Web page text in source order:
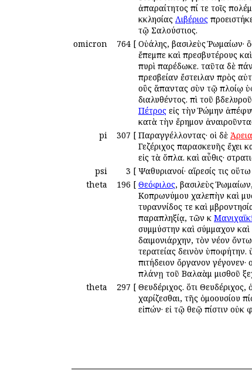
ἀπαραίτητος ἐπί τε τοῖς
ἐκκλησίας Λιβέριος
τῷ Σαλούστιος.
omicron
764 [ Οὐάλης, βασιλεὺς Ῥωμαίων·
ἔπεμπε καὶ πρεσβυτέρους
πυρὶ παρέδωκε. ταῦτα δὲ
πρεσβείαν ἔστειλαν πρὸς
οὓς ἅπαντας σὺν τῷ πλοίῳ
διαλυθέντος. ἐπὶ τοῦ
Πέτρος εἰς τὴν Ῥώμην
κατὰ τὴν ἔρημον
pi
307 [ Παραγγέλλοντας· οἱ δὲ
Γεζέριχος παρασκευῆς ἔχει
εἰς τὰ ὅπλα. καὶ αὖθις·
psi
3 [ Ψαθυριανοί· αἵρεσίς τις
theta
196 [ Θεόφιλος, βασιλεὺς
Κοπρωνύμου χαλεπὴν καὶ
τυραννίδος τε καὶ
παραπληξίᾳ, τῶν ἐκ
συμμύστην καὶ σύμμαχον
δαιμονιάρχην, τὸν νέον
τερατείας δεινὸν ὑποφήτην.
ἐπιτήδειον ὄργανον
πλάνῃ τοῦ Βαλαὰμ μισθοῦ
theta
297 [ Θευδέριχος. ὅτι
χαρίζεσθαι, τῆς ὁμοουσίου
εἰπών· εἰ τῷ θεῷ πίστιν